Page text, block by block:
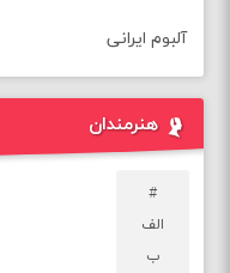
آلبوم ایرانی
هنرمندان
#
الف
ب